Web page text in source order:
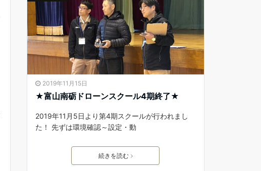
2019年11月15日
★富山南砺ドローンスクール4期終了★
2019年11月5日より第4期スクールが行われまし
た！ 先ずは環境確認～設定・動
続きを読む